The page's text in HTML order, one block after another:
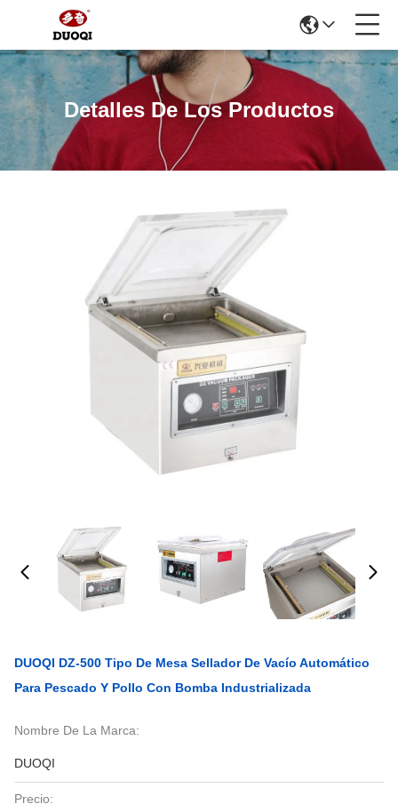
Detalles De Los Productos
DUOQI DZ-500 Tipo De Mesa Sellador De Vacío Automático
Para Pescado Y Pollo Con Bomba Industrializada
Nombre De La Marca:
DUOQI
Precio: